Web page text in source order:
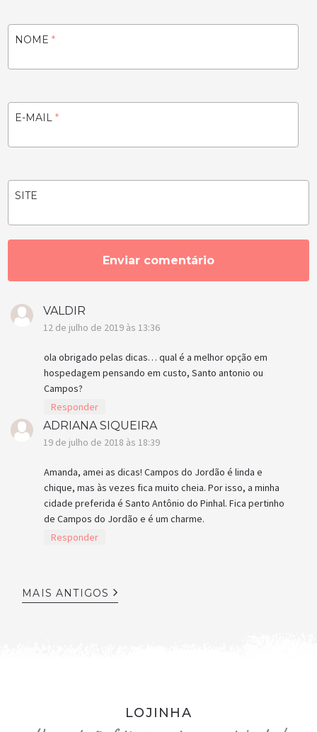
NOME*
E-MAIL*
SITE
VALDIR
12 de julho de 2019 às 13:36
ola obrigado pelas dicas… qual é a melhor opção em
hospedagem pensando em custo, Santo antonio ou
Campos?
Responder
ADRIANA SIQUEIRA
19 de julho de 2018 às 18:39
Amanda, amei as dicas! Campos do Jordão é linda e
chique, mas às vezes fica muito cheia. Por isso, a minha
cidade preferida é Santo Antônio do Pinhal. Fica pertinho
de Campos do Jordão e é um charme.
Responder
MAIS ANTIGOS
LOJINHA